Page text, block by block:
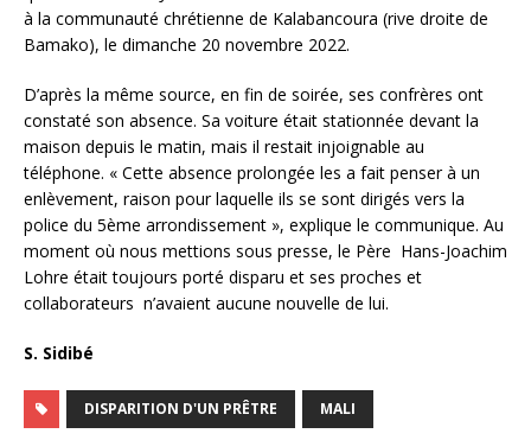
à la communauté chrétienne de Kalabancoura (rive droite de
Bamako), le dimanche 20 novembre 2022.
D’après la même source, en fin de soirée, ses confrères ont
constaté son absence. Sa voiture était stationnée devant la
maison depuis le matin, mais il restait injoignable au
téléphone. « Cette absence prolongée les a fait penser à un
enlèvement, raison pour laquelle ils se sont dirigés vers la
police du 5ème arrondissement », explique le communique. Au
moment où nous mettions sous presse, le Père Hans-Joachim
Lohre était toujours porté disparu et ses proches et
collaborateurs n’avaient aucune nouvelle de lui.
S. Sidibé
DISPARITION D'UN PRÊTRE MALI